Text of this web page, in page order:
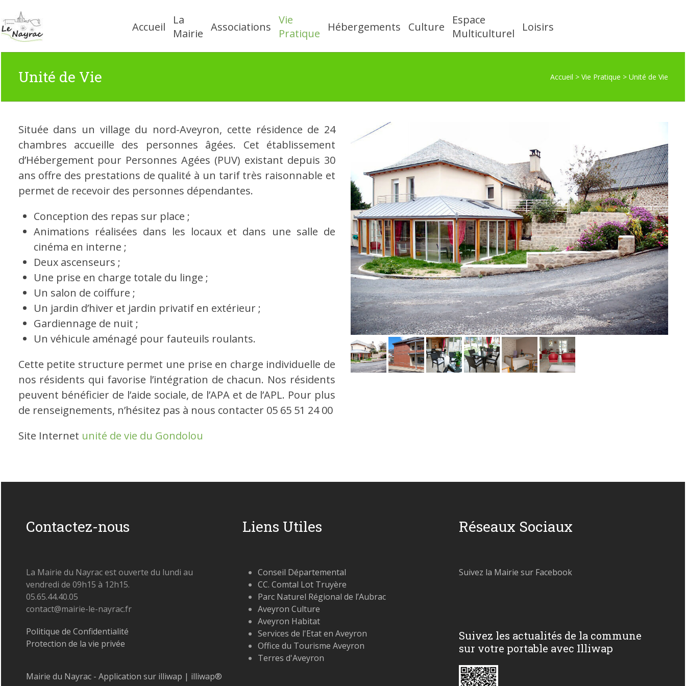
to
content
Accueil
La
Mairie Associations Vie
Pratique
Hébergements Culture
Espace
Multiculturel
Loisirs
Unité de Vie Accueil > Vie Pratique > Unité de Vie
Située dans un village du nord-Aveyron, cette résidence de 24
chambres accueille des personnes âgées. Cet établissement
d’Hébergement pour Personnes Agées (PUV) existant depuis 30
ans offre des prestations de qualité à un tarif très raisonnable et
permet de recevoir des personnes dépendantes.
Conception des repas sur place ;
Animations réalisées dans les locaux et dans une salle de
cinéma en interne ;
Deux ascenseurs ;
Une prise en charge totale du linge ;
Un salon de coiffure ;
Un jardin d’hiver et jardin privatif en extérieur ;
Gardiennage de nuit ;
Un véhicule aménagé pour fauteuils roulants.
Cette petite structure permet une prise en charge individuelle de
nos résidents qui favorise l’intégration de chacun. Nos résidents
peuvent bénéficier de l’aide sociale, de l’APA et de l’APL. Pour plus
de renseignements, n’hésitez pas à nous contacter 05 65 51 24 00
Site Internet unité de vie du Gondolou
Contactez-nous
La Mairie du Nayrac est ouverte du lundi au
vendredi de 09h15 à 12h15.
05.65.44.40.05
contact@mairie-le-nayrac.fr
Politique de Confidentialité
Protection de la vie privée
Mairie du Nayrac - Application sur illiwap | illiwap®
Liens Utiles
Conseil Départemental
CC. Comtal Lot Truyère
Parc Naturel Régional de l’Aubrac
Aveyron Culture
Aveyron Habitat
Services de l'Etat en Aveyron
Office du Tourisme Aveyron
Terres d'Aveyron
Réseaux Sociaux
Suivez la Mairie sur Facebook
Suivez les actualités de la commune
sur votre portable avec Illiwap